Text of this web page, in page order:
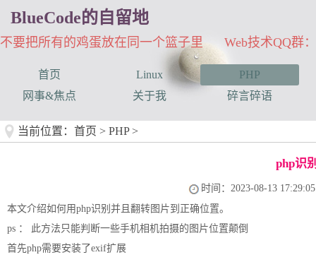
BlueCode的自留地
不要把所有的鸡蛋放在同一个篮子里 Web技术QQ群：
首页 Linux
PHP
网事&焦点
关于我 碎言碎语
当前位置： 首页 > PHP>
php识
时间：2023-08-13 17:29:05
本文介绍如何用php识别并且翻转图片到正确位置。
ps ： 此方法只能判断一些手机相机拍摄的图片位置颠倒
首先php需要安装了exif扩展